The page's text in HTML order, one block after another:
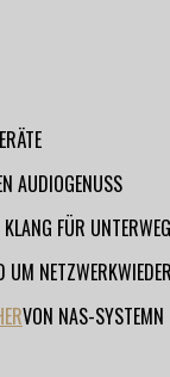
AUDIOGENUSS
KLANG FÜR
UM
VON NAS-SYSTEMN